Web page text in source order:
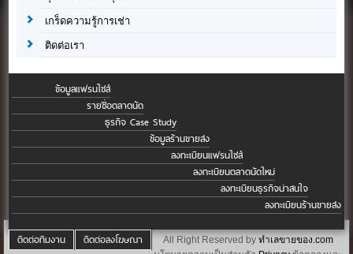
เกร็ดความรู้การเช่า
ติดต่อเรา
ข้อมูลแฟรนไชส์
รายชื่อตลาดนัด
ธุรกิจ Case Study
ข้อมูลร้านขายส่ง
ลงทะเบียนแฟรนไชส์
ลงทะเบียนตลาดนัดใหม่
ลงทะเบียนธุรกิจน่าสนใจ
ลงทะเบียนร้านขายส่ง
ติดต่อทีมงาน ติดต่อลงโฆษณา All Right Reserved by ทำเลขายของ.com